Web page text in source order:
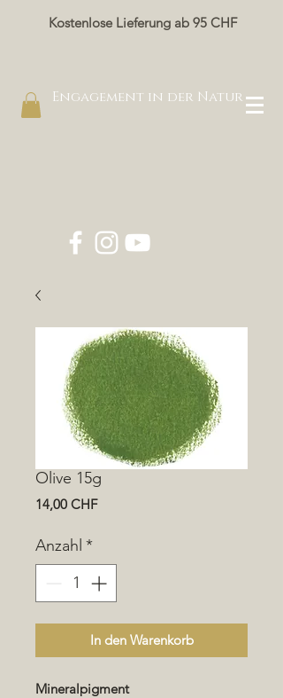
Kostenlose Lieferung ab 95 CHF
Engagement in der Natur
Olive 15g
14,00 CHFPreis
Anzahl *
In den Warenkorb
Mineralpigment